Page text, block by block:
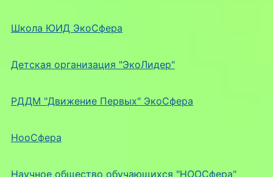
Школа ЮИД ЭкоСфера
Детская организация "ЭкоЛидер"
РДДМ "Движение Первых" ЭкоСфера
НооСфера
Научное общество обучающихся "НООСфера"